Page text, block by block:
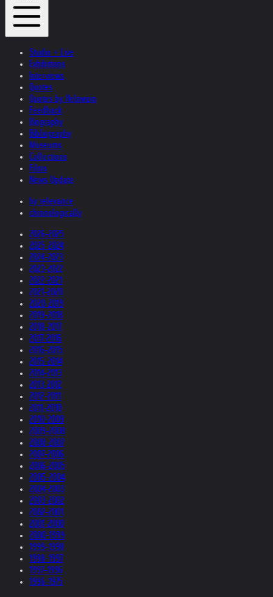
Studio + Live
Exhibitions
Interviews
Quotes
Quotes by Helnwein
Feedback
Biography
Bibliography
Museums
Collections
Films
News Update
by relevance
chronologically
2026-2025
2025-2024
2024-2023
2023-2022
2022-2021
2021-2020
2020-2019
2019-2018
2018-2017
2017-2016
2016-2015
2015-2014
2014-2013
2013-2012
2012-2011
2011-2010
2010-2009
2009-2008
2008-2007
2007-2006
2006-2005
2005-2004
2004-2003
2003-2002
2002-2001
2001-2000
2000-1999
1999-1998
1998-1997
1997-1996
1996-1975